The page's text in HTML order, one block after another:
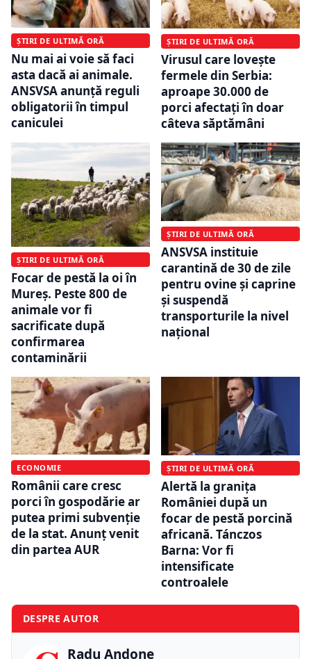
ȘTIRI DE ULTIMĂ ORĂ
Nu mai ai voie să faci
asta dacă ai animale.
ANSVSA anunță reguli
obligatorii în timpul
caniculei
ȘTIRI DE ULTIMĂ ORĂ
Virusul care lovește
fermele din Serbia:
aproape 30.000 de
porci afectați în doar
câteva săptămâni
ȘTIRI DE ULTIMĂ ORĂ
Focar de pestă la oi în
Mureș. Peste 800 de
animale vor fi
sacrificate după
confirmarea
contaminării
ȘTIRI DE ULTIMĂ ORĂ
ANSVSA instituie
carantină de 30 de zile
pentru ovine și caprine
și suspendă
transporturile la nivel
național
ECONOMIE
Românii care cresc
porci în gospodărie ar
putea primi subvenție
de la stat. Anunț venit
din partea AUR
ȘTIRI DE ULTIMĂ ORĂ
Alertă la granița
României după un
focar de pestă porcină
africană. Tánczos
Barna: Vor fi
intensificate
controalele
DESPRE AUTOR
Radu Andone